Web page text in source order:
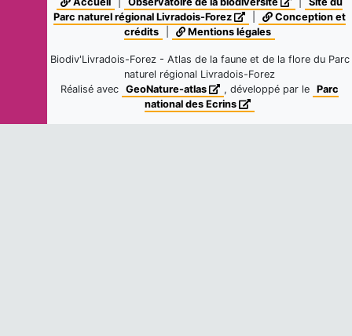
Parc naturel régional Livradois-Forez
Conception et
crédits
Mentions légales
Biodiv'Livradois-Forez - Atlas de la faune et de la flore du Parc
naturel régional Livradois-Forez
Réalisé avec GeoNature-atlas , développé par le
Parc
national des Ecrins